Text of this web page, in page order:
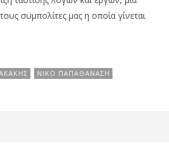
συμπολίτες μας η οποία γίνεται
ΝΊΚΟ ΠΑΠΑΘΑΝΆΣΗ